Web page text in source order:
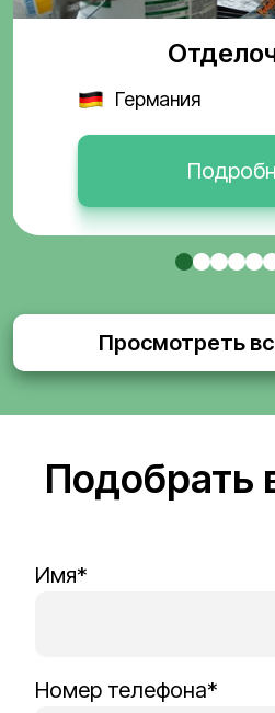
Германия
Просмотреть
Подобрать
Имя*
Номер телефона*